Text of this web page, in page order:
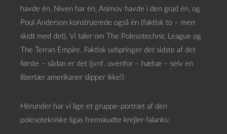
havde én, Niven har én, Asimov havde i den grad én, og
Poul Anderson konstruerede også én (faktisk to – men
skidt med det). Vi taler om The Polesotechnic League og
The Terran Empire. Faktisk udspringer det sidste af det
første – sådan er det (jvnf. ovenfor – hæhæ – selv en
libertær amerikaner slipper ikke!)
Hérunder har vi lige et gruppe-portræt af den
polesotekniske ligas fremskudte krejler-falanks: